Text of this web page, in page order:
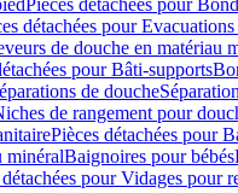
Pièces détachées pour
détachées pour
de douche en matériau
pour Bâti-supports
de douche
de rangement pour
Pièces détachées pour
minéralBaignoires pour bébés
pour Vidages pour